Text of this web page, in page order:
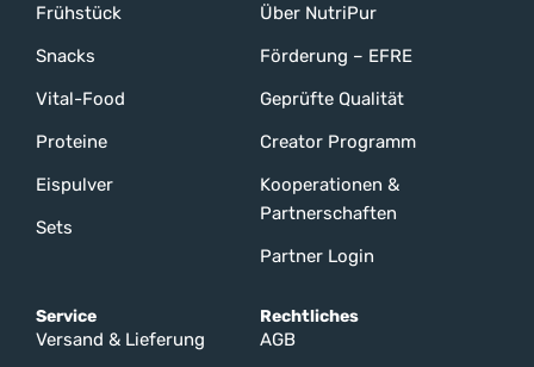
Frühstück
Snacks
Vital-Food
Proteine
Eispulver
Sets
Über NutriPur
Förderung – EFRE
Geprüfte Qualität
Creator Programm
Kooperationen &
Partnerschaften
Partner Login
Service
Versand & Lieferung
Rechtliches
AGB